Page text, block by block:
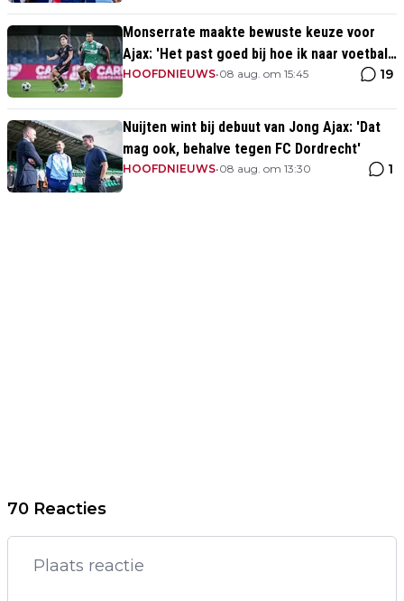
Monserrate maakte bewuste keuze voor
Ajax: 'Het past goed bij hoe ik naar voetbal
kijk’
HOOFDNIEUWS•08 aug. om 15:45 19
Nuijten wint bij debuut van Jong Ajax: 'Dat
mag ook, behalve tegen FC Dordrecht'
HOOFDNIEUWS•08 aug. om 13:30 1
70 Reacties